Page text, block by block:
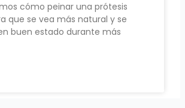
cómo peinar una prótesis
que se vea más natural y se
buen estado durante más